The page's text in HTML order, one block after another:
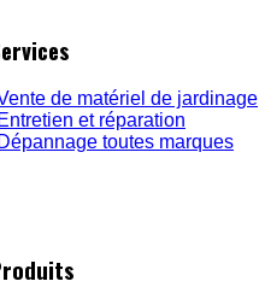
de matériel de jardinage
Entretien et réparation
Dépannage toutes marques